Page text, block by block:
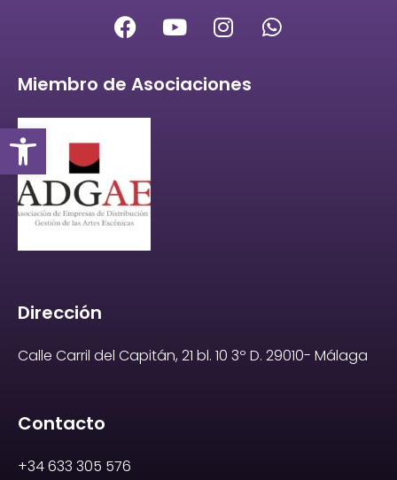
Abrir barra de herramientas
Miembro de Asociaciones
Dirección
Calle Carril del Capitán, 21 bl. 10 3º D. 29010- Málaga
Contacto
+34 633 305 576